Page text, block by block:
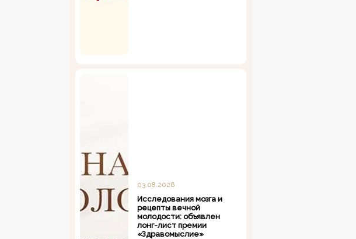
03.08.2026
Исследования мозга и
рецепты вечной
молодости: объявлен
лонг-лист премии
«Здравомыслие»